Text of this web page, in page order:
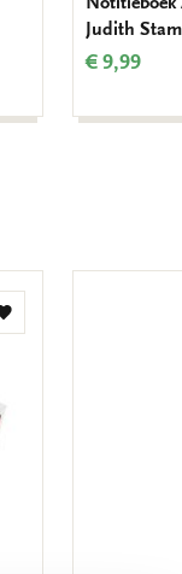
Judith Stam
€ 9,99
Toevoegen